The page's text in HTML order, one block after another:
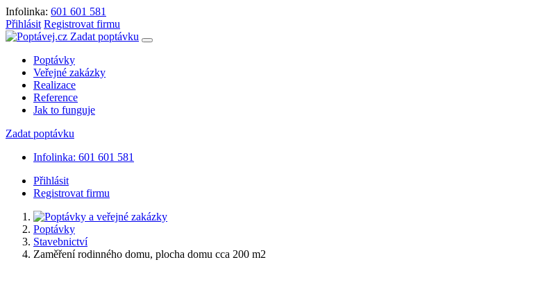
Infolinka: 601 601 581
Přihlásit Registrovat firmu
Zadat poptávku
Poptávky
Veřejné zakázky
Realizace
Reference
Jak to funguje
Zadat poptávku
Infolinka: 601 601 581
Přihlásit
Registrovat firmu
Poptávky
Stavebnictví
Zaměření rodinného domu, plocha domu cca 200 m2